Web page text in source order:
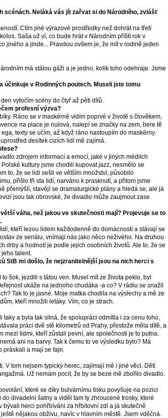
Neláká vás jít zařvat si do Národního, zvlášť
Ctím jiné výrazové prostředky než dohrát na třetí
Saša už ví, co bude hrát v Národním příští rok v
jiného a jinde... Pravdou ovšem je, že mít v rodině jeden
má stálou gáži a je jedno, kolik toho odehraje. Jsme
účinkuje v Rodinných poutech. Museli jste tomu
vytočím scény do čtyř až pěti dílů.
profesní výzva?
Ráno se v maskérně vidím poprvé v životě s člověkem,
na place je nulová, nalepí se značky na zem, bere tě
texty se učím, až když ráno nastoupím do maskérny.
desítek cizích lidí mě zajímá.
zdrojem informací a emocí, jaké v jiných médiích
kultury jsme chodili kupovat jazz, nesmělo se
to, že se lidi sešli ve větším množství, působilo
přišlo tři sta lidí, narváno k prasknutí, a přitom jsme
přemýšlí, stavějí se dramaturgické plány a hledá se, ale já
jsou tak obrovské, že divadlo může zaujmout zase
váha, než jakou ve skutečnosti mají? Projevuje se to
kteří lezou lidem každodenně do domácností a stávají se
ze seriálu, vnímají nás jako něco neživého. Na druhou
drby a hodnotí je podle jejich osobních životů. Ale to, že se
talent.
StB mi došlo, že nejzranitelnější jsou na nich herci s
šok, jezdili s tátou ven. Musel mít ze života peklo, byl
ukáže na jednoho chudáka -a co? V rádiu se snažil
Tak to je jasné. Moje matka chodila na výslechy a mě ze
kteří množili letáky. Vím, co je strach.
a byla tak silná, že spolupráci odmítla i za cenu toho,
práci dvě stě kilometrů od Prahy, přestože měla dítě, a
mezi lidmi, kteří zůstali pevní, ale společnosti je to putna.
ani na barvy. Tak k čemu to ve výsledku bylo? Má
práskali a mají se fajn.
V tom nejsem typický herec, zajímají mě i jiné věci. Děti
Už nemám pocit, že by se beze mě zbořilo divadlo.
které se díky bulvárnímu tisku povyšuje na pozici
divadelní šatny a viděl tam ty zhroucené trosky, které
herci pohřbíváni za hřbitovní zdí a já skutečně
nějakou obživu, navíc v hlavním městě. Jsem vděčná.